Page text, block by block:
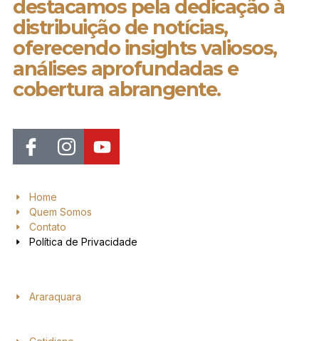
destacamos pela dedicação à
distribuição de notícias,
oferecendo insights valiosos,
análises aprofundadas e
cobertura abrangente.
Home
Quem Somos
Contato
Política de Privacidade
Araraquara